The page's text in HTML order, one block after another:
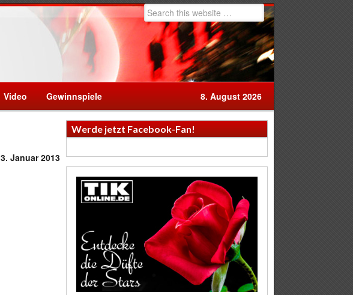
Video Gewinnspiele 8. August 2026
3. Januar 2013
Werde jetzt Facebook-Fan!